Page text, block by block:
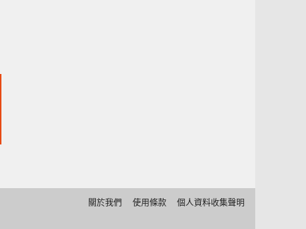
關於我們 使用條款 個人資料收集聲明